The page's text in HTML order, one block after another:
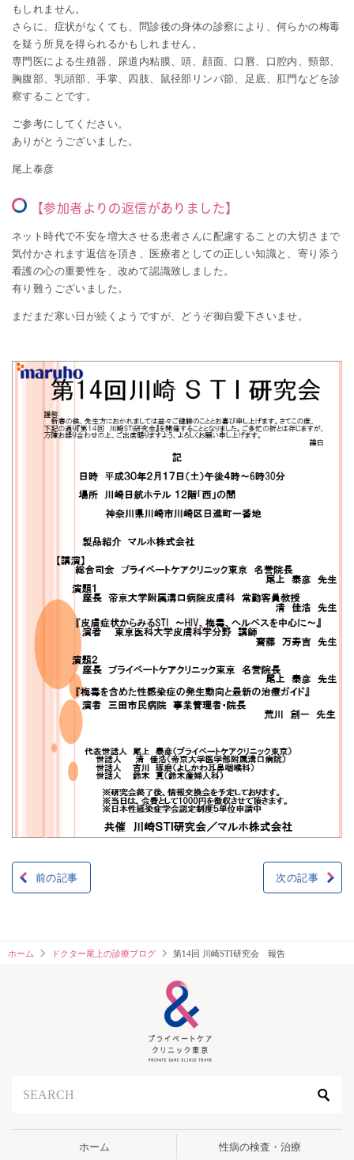
もしれません。
さらに、症状がなくても、問診後の身体の診察により、何らかの梅毒
を疑う所見を得られるかもしれません。
専門医による生殖器、尿道内粘膜、頭、顔面、口唇、口腔内、頸部、
胸腹部、乳頭部、手掌、四肢、鼠径部リンパ節、足底、肛門などを診
察することです。
ご参考にしてください。
ありがとうございました。
尾上泰彦
【参加者よりの返信がありました】
ネット時代で不安を増大させる患者さんに配慮することの大切さまで
気付かされます返信を頂き、医療者としての正しい知識と、寄り添う
看護の心の重要性を、改めて認識致しました。
有り難うございました。
まだまだ寒い日が続くようですが、どうぞ御自愛下さいませ。
投
ナ
ン
前の記事 次の記事
ホーム ドクター尾上の診療ブログ 第14回 川崎STI研究会 報告
ホーム 性病の検査・治療